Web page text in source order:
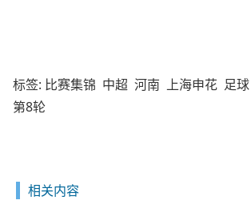
标签: 比赛集锦 中超 河南 上海申花 足球
第8轮
相关内容